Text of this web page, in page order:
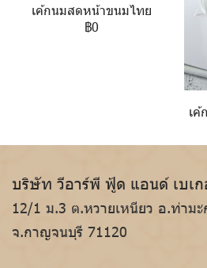
เค้กนมสดหน้าขนมไทย
฿0
เ
บริษัท วีอาร์พี ฟู้ด แอนด์ เบเก
12/1 ม.3 ต.หวายเหนียว อ.ท่ามะ
จ.กาญจนบุรี 71120